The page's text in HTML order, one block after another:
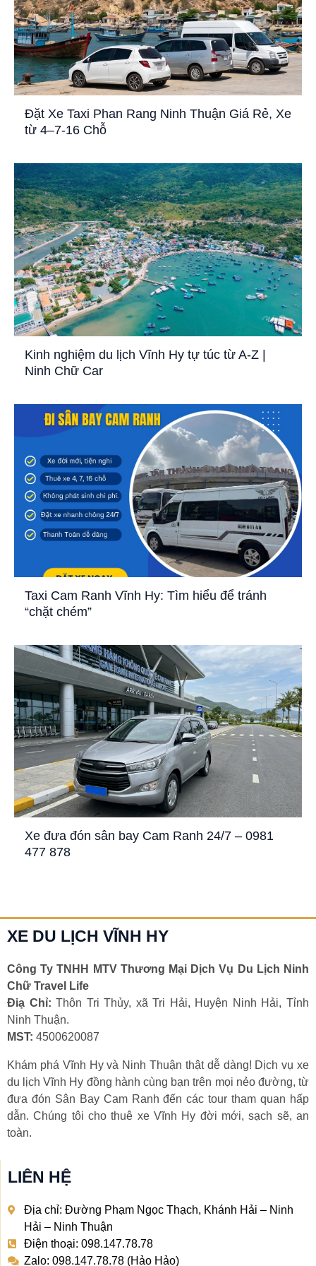
Đặt Xe Taxi Phan Rang Ninh Thuận Giá Rẻ, Xe
từ 4–7-16 Chỗ
Kinh nghiệm du lịch Vĩnh Hy tự túc từ A-Z |
Ninh Chữ Car
Taxi Cam Ranh Vĩnh Hy: Tìm hiểu để tránh
“chặt chém”
Xe đưa đón sân bay Cam Ranh 24/7 – 0981
477 878
XE DU LỊCH VĨNH HY
Công Ty TNHH MTV Thương Mại Dịch Vụ Du Lịch Ninh
Chữ Travel Life
Điạ Chỉ: Thôn Tri Thủy, xã Tri Hải, Huyện Ninh Hải, Tỉnh
Ninh Thuận.
MST: 4500620087
Khám phá Vĩnh Hy và Ninh Thuận thật dễ dàng! Dịch vụ xe
du lịch Vĩnh Hy đồng hành cùng bạn trên mọi nẻo đường, từ
đưa đón Sân Bay Cam Ranh đến các tour tham quan hấp
dẫn. Chúng tôi cho thuê xe Vĩnh Hy đời mới, sạch sẽ, an
toàn.
LIÊN HỆ
Địa chỉ: Đường Phạm Ngọc Thạch, Khánh Hải – Ninh
Hải – Ninh Thuận
Điện thoại: 098.147.78.78
Zalo: 098.147.78.78 (Hảo Hảo)